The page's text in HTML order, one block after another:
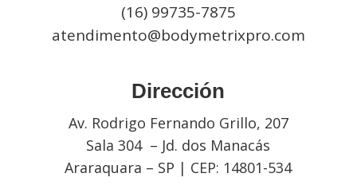
(16) 99735-7875
atendimento@bodymetrixpro.com
Dirección
Av. Rodrigo Fernando Grillo, 207
Sala 304 – Jd. dos Manacás
Araraquara – SP | CEP: 14801-534